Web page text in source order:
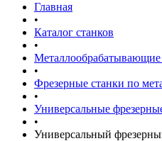
Главная
•
Каталог станков
•
Металлообрабатывающие
•
Фрезерные станки по
•
Универсальные
•
Универсальный